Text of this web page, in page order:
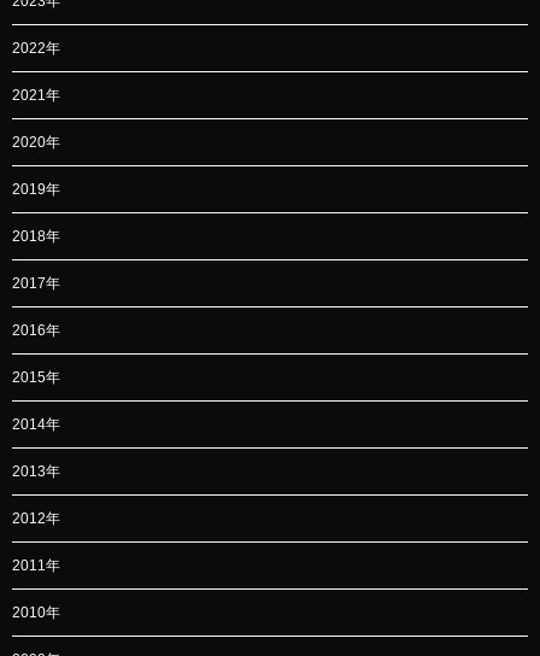
2022年
2021年
2020年
2019年
2018年
2017年
2016年
2015年
2014年
2013年
2012年
2011年
2010年